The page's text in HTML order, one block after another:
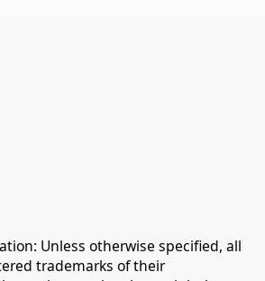
Unless otherwise specified, all
trademarks of their